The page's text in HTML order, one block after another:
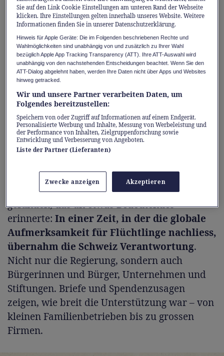
ein Jahr der Ungewissheiten: Noch nie zuvor
waren so viele Menschen zur Flucht
gezwungen, während die Mittel zu ihrer
Unterstützung dramatisch schwinden. Es ist
auch ein Jahr der Reflexion: Wie wird die
Welt – und wie werden wir – dieser
immensen Herausforderung begegnen?
Welche Lehren ziehen wir aus der
Vergangenheit?
Um dies zu verstehen, hat das Team
UNHCR: Tief in den Archiven des UNHCR in
Genf hat man ein Dokument von 1953
gefunden, das an etwas Bedeutendes
erinnerte: In einer Zeit, in der die globale
Aufmerksamkeit für Flüchtlinge nachliess,
übernahm die Schweiz Verantwortung.
Nicht nur die Regierung, sondern auch
Bürgerinnen und Bürger, Unternehmen und
Stiftungen. Briefe und Spendenzusagen
zeigen, wie breit die Unterstützung war – von
kleinen Familienbetrieben bis zu grossen
Firmen.
Sie auf den Link Cookie Einstellungen am unteren Rand der Webseite
klicken. Ihre Einstellungen gelten innerhalb unseres Website. Weitere
Informationen finden Sie in unserer Datenschutzerklärung.
Hinweis für Apple Geräte: Die im Folgenden beschriebenen Rechte und
Wahlmöglichkeiten sind unabhängig von und zusätzlich zu Ihrer Wahl
bezüglich Apple App Tracking Transparency (ATT). Ihre ATT-Auswahl wird
unabhängig von den nachstehenden Entscheidungen beachtet. Wenn Sie den
ATT-Dialog abgelehnt haben, werden Ihre Daten nicht über Apps und Websites
hinweg getracked.
Wir und unsere Partner verarbeiten Daten, um
Folgendes bereitzustellen:
Speichern von oder Zugriff auf Informationen auf einem Endgerät.
Personalisierte Werbung und Inhalte, Messung von Werbeleistung und
der Performance von Inhalten, Zielgruppenforschung sowie
Entwicklung und Verbesserung von Angeboten.
Liste der Partner (Lieferanten)
Zwecke anzeigen Akzeptieren